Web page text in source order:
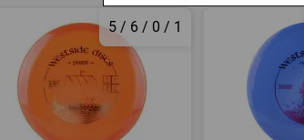
5 / 6 / 0 / 1